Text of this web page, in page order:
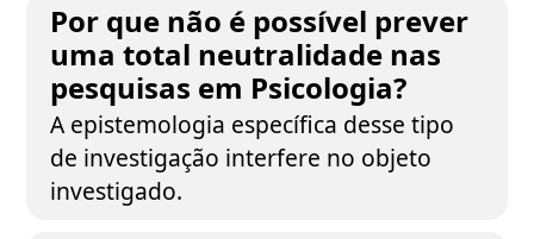
Por que não é possível prever
uma total neutralidade nas
pesquisas em Psicologia?
A epistemologia específica desse tipo
de investigação interfere no objeto
investigado.